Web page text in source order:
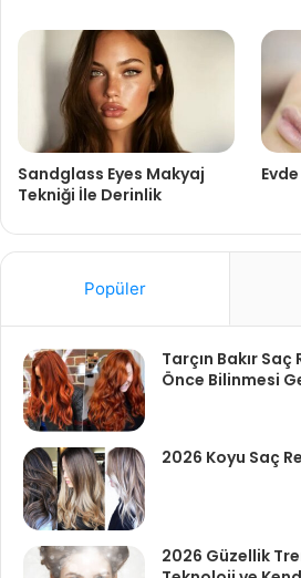
Sandglass Eyes Makyaj
Tekniği İle Derinlik
Popüler
Tarçın Bakır
Önce Bilinmesi
2026 Koyu Saç
2026 Güzellik